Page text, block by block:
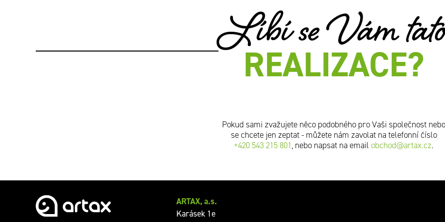
Líbí se Vám
REALIZACE?
Pokud sami zvažujete něco podobného pro Vaši společnost nebo
se chcete jen zeptat - můžete nám zavolat na telefonní číslo
+420 543 215 801, nebo napsat na email obchod@artax.cz.
ARTAX, a.s.
Karásek 1e